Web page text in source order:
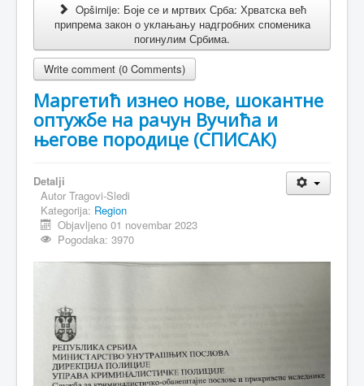
Opširnije: Боје се и мртвих Срба: Хрватска већ
припрема закон о уклањању надгробних споменика
погинулим Србима.
Write comment (0 Comments)
Маргетић изнео нове, шокантне
оптужбе на рачун Вучића и
његове породице (СПИСАК)
Detalji
Autor Tragovi-Sledi
Kategorija: Region
Objavljeno 01 novembar 2023
Pogodaka: 3970